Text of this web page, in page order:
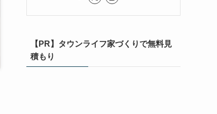
【PR】タウンライフ家づくりで無料見
積もり